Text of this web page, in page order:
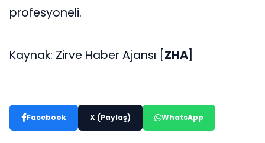
profesyoneli.
Kaynak: Zirve Haber Ajansı [ ZHA
Facebook X (Paylaş) WhatsApp